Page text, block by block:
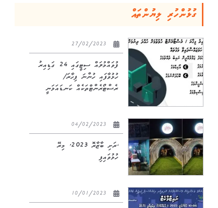
ގުޅުންހުރި ލިޔުންތައް
ފުވައްމުލައް ސިޓީގައި 24 ގަޑިއިރު
ހުޅުވާފައި ހުންނަ ފިހާރަ/
ރެސްޓޯރެންޓްތަކެއް ކަނޑައަޅަނީ
‘ރަށި ބާޒާރޮ 2023’ މިރޭ
ހުޅުވައިފި